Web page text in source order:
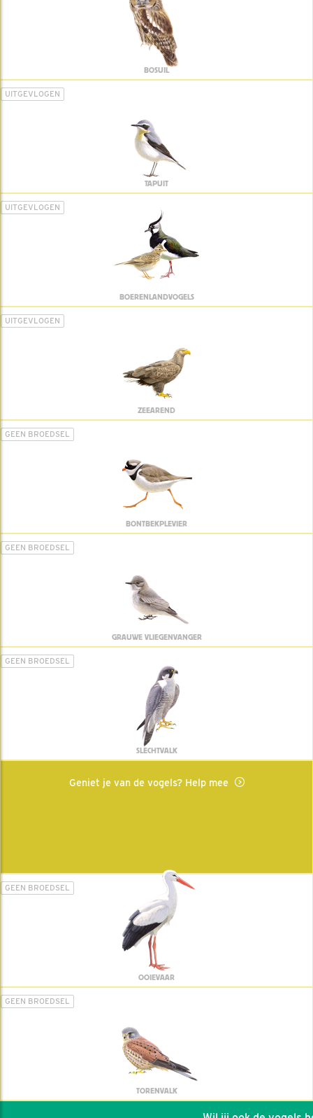
BOSUIL
UITGEVLOGEN
TAPUIT
UITGEVLOGEN
BOERENLANDVOGELS
UITGEVLOGEN
ZEEAREND
GEEN BROEDSEL
BONTBEKPLEVIER
GEEN BROEDSEL
GRAUWE VLIEGENVANGER
GEEN BROEDSEL
SLECHTVALK
Geniet je van de vogels? Help mee
GEEN BROEDSEL
OOIEVAAR
GEEN BROEDSEL
TORENVALK